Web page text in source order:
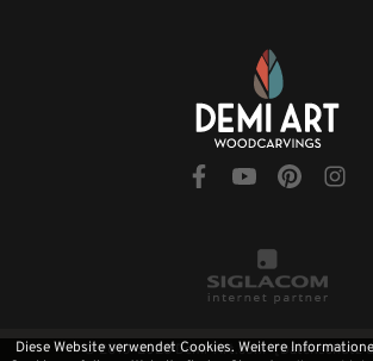
© 2010-2026 Demi-Art.com [Datenschutz
Diese Website verwendet Cookies. Weitere